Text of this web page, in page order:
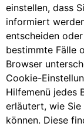
einstellen, dass
informiert
entscheiden
bestimmte Fälle
Browser
Cookie-
Hilfemenü jedes
erläutert, wie Sie
können. Diese